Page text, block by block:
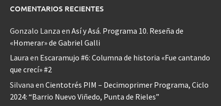
COMENTARIOS RECIENTES
Gonzalo Lanza en Así y Asá. Programa 10. Reseña de
«Homerar» de Gabriel Galli
Laura en Escaramujo #6: Columna de historia «Fue cantando
que crecí» #2
Silvana en Cientotrés PIM – Decimoprimer Programa, Ciclo
2024: “Barrio Nuevo Viñedo, Punta de Rieles”